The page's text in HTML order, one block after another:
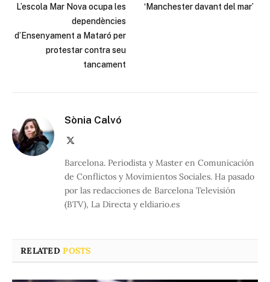
L’escola Mar Nova ocupa les
dependències
d’Ensenyament a Mataró per
protestar contra seu
tancament
‘Manchester davant del mar’
Sònia Calvó
Barcelona. Periodista y Master en Comunicación
de Conflictos y Movimientos Sociales. Ha pasado
por las redacciones de Barcelona Televisión
(BTV), La Directa y eldiario.es
RELATEDPOSTS